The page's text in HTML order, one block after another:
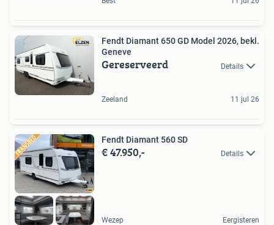
Fendt Diamant 650 GD Model 2026, bekl.
Geneve
Gereserveerd Details
Zeeland 11 jul 26
Fendt Diamant 560 SD
€ 47.950,- Details
Wezep Eergisteren